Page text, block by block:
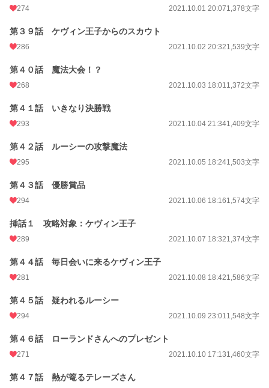
274 2021.10.01 20:071,378文字
第３９話 ケヴィン王子からのスカウト
286 2021.10.02 20:321,539文字
第４０話 魔法大会！？
268 2021.10.03 18:011,372文字
第４１話 いきなり決勝戦
293 2021.10.04 21:341,409文字
第４２話 ルーシーの攻撃魔法
295 2021.10.05 18:241,503文字
第４３話 優勝賞品
294 2021.10.06 18:161,574文字
挿話１ 攻略対象：ケヴィン王子
289 2021.10.07 18:321,374文字
第４４話 毎日会いに来るケヴィン王子
281 2021.10.08 18:421,586文字
第４５話 疑われるルーシー
294 2021.10.09 23:011,548文字
第４６話 ローランドさんへのプレゼント
271 2021.10.10 17:131,460文字
第４７話 熱が篭るテレーズさん